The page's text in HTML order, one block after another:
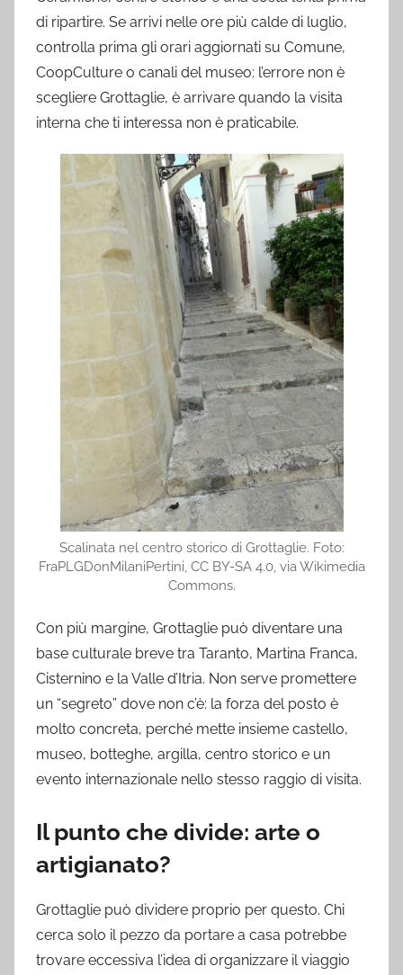
di ripartire. Se arrivi nelle ore più calde di luglio,
controlla prima gli orari aggiornati su Comune,
CoopCulture o canali del museo: l’errore non è
scegliere Grottaglie, è arrivare quando la visita
interna che ti interessa non è praticabile.
Scalinata nel centro storico di Grottaglie. Foto:
FraPLGDonMilaniPertini, CC BY-SA 4.0, via Wikimedia
Commons.
Con più margine, Grottaglie può diventare una
base culturale breve tra Taranto, Martina Franca,
Cisternino e la Valle d’Itria. Non serve promettere
un “segreto” dove non c’è: la forza del posto è
molto concreta, perché mette insieme castello,
museo, botteghe, argilla, centro storico e un
evento internazionale nello stesso raggio di visita.
Il punto che divide: arte o
artigianato?
Grottaglie può dividere proprio per questo. Chi
cerca solo il pezzo da portare a casa potrebbe
trovare eccessiva l’idea di organizzare il viaggio